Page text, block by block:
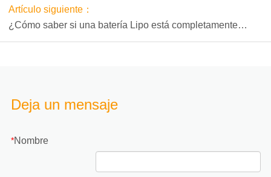
Artículo siguiente：
¿Cómo saber si una batería Lipo está completamente
cargada?
Deja un mensaje
*Nombre